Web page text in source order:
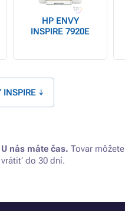
HP ENVY
INSPIRE 7920E
↓
U nás máte čas. Tovar môžete
vrátiť do 30 dní.